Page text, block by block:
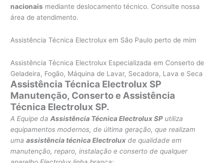
nacionais mediante deslocamento técnico. Consulte nossa
área de atendimento.
Assistência Técnica Electrolux em São Paulo perto de mim
Assistência Técnica Electrolux Especializada em Conserto de
Geladeira, Fogão, Máquina de Lavar, Secadora, Lava e Seca
Assistência Técnica Electrolux SP
Manutenção, Conserto e Assistência
Técnica Electrolux SP.
A Equipe daAssistência Técnica Electrolux SP utiliza
equipamentos modernos, de última geração, que realizam
umaassistência técnica Electrolux de qualidade em
manutenção, reparo, instalação e conserto de qualquer